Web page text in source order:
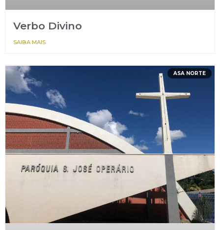
Verbo Divino
SAIBA MAIS
ASA NORTE